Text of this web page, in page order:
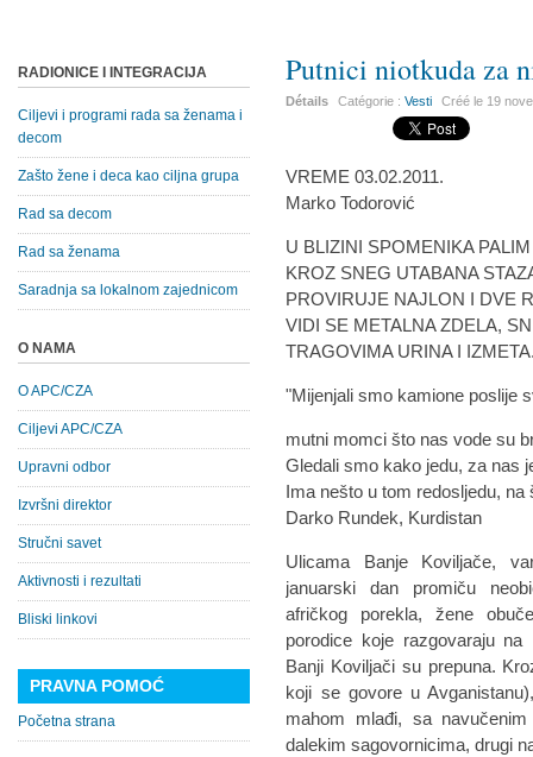
Putnici niotkuda za
Détails Catégorie :Vesti Créé le 19
VREME 03.02.2011.
Marko Todorović
U BLIZINI SPOMENIKA
KROZ SNEG UTABANA
PROVIRUJE NAJLON I DVE
VIDI SE METALNA ZDELA,
TRAGOVIMA URINA I
"Mijenjali smo kamione poslije
mutni momci što nas vode su
Gledali smo kako jedu, za nas
Ima nešto u tom redosljedu,
Darko Rundek, Kurdistan
Ulicama Banje Koviljače,
januarski dan promiču
afričkog porekla, žene
porodice koje razgovaraju
Banji Koviljači su prepuna.
koji se govore u
mahom mlađi, sa
dalekim sagovornicima, drugi
RADIONICE I INTEGRACIJA
Ciljevi i programi rada sa ženama i
decom
Zašto žene i deca kao ciljna grupa
Rad sa decom
Rad sa ženama
Saradnja sa lokalnom zajednicom
O NAMA
O APC/CZA
Ciljevi APC/CZA
Upravni odbor
Izvršni direktor
Stručni savet
Aktivnosti i rezultati
Bliski linkovi
PRAVNA POMOĆ
Početna strana